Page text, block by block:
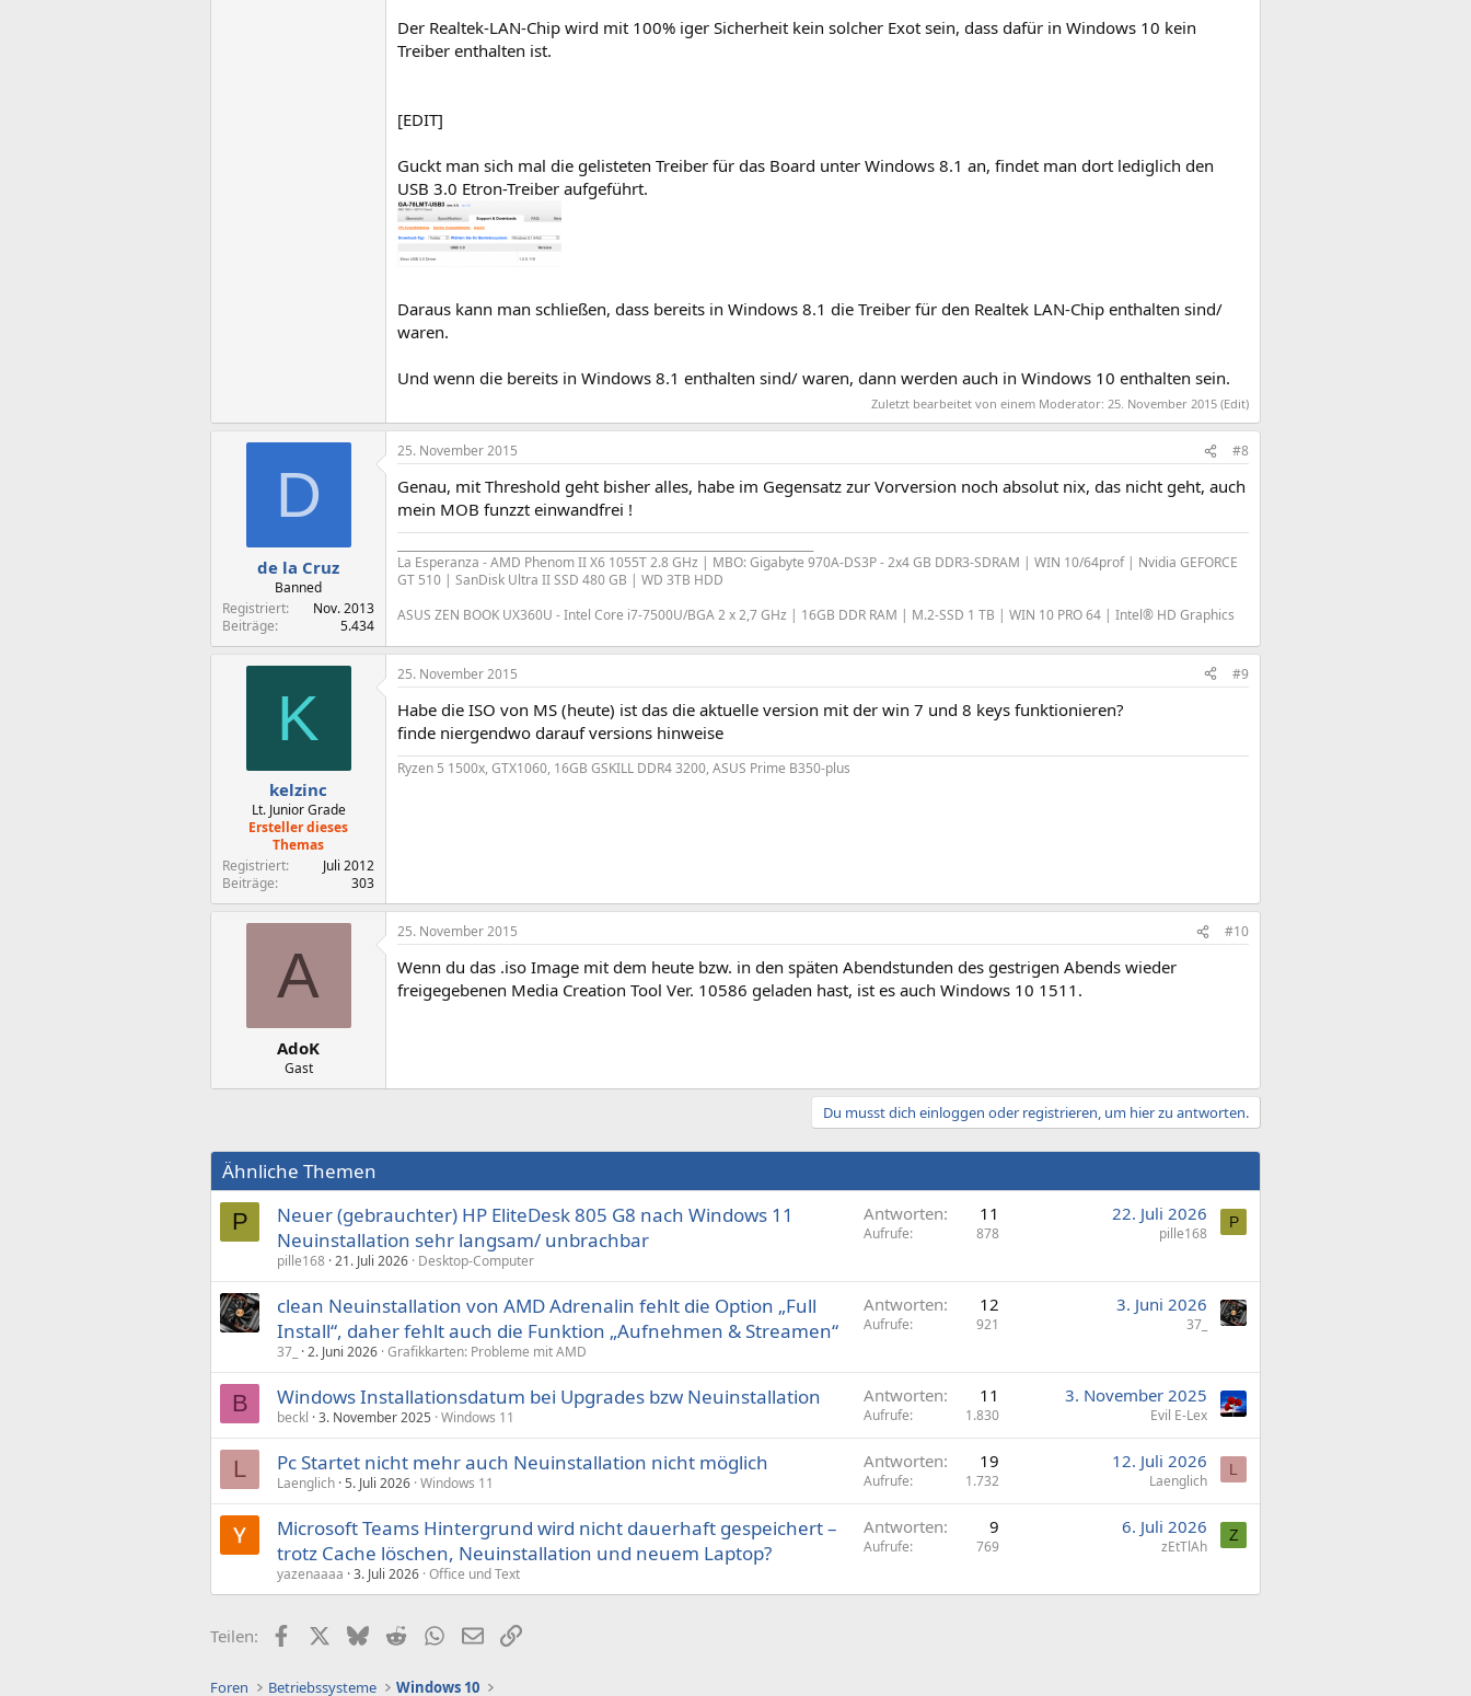
Der Realtek-LAN-Chip wird mit 100% iger Sicherheit kein solcher Exot sein, dass dafür in Windows 10 kein
Treiber enthalten ist.
[EDIT]
Guckt man sich mal die gelisteten Treiber für das Board unter Windows 8.1 an, findet man dort lediglich den
USB 3.0 Etron-Treiber aufgeführt.
Daraus kann man schließen, dass bereits in Windows 8.1 die Treiber für den Realtek LAN-Chip enthalten sind/
waren.
Und wenn die bereits in Windows 8.1 enthalten sind/ waren, dann werden auch in Windows 10 enthalten sein.
Zuletzt bearbeitet von einem Moderator: 25. November 2015 (Edit)
D
de la Cruz
Banned
Registriert
Nov. 2013
Beiträge
5.434
25. November 2015 #8
Genau, mit Threshold geht bisher alles, habe im Gegensatz zur Vorversion noch absolut nix, das nicht geht, auch
mein MOB funzzt einwandfrei !
La Esperanza - AMD Phenom II X6 1055T 2.8 GHz | MBO: Gigabyte 970A-DS3P - 2x4 GB DDR3-SDRAM | WIN 10/64prof | Nvidia GEFORCE
GT 510 | SanDisk Ultra II SSD 480 GB | WD 3TB HDD
ASUS ZEN BOOK UX360U - Intel Core i7-7500U/BGA 2 x 2,7 GHz | 16GB DDR RAM | M.2-SSD 1 TB | WIN 10 PRO 64 | Intel® HD Graphics
K
kelzinc
Lt. Junior Grade
Ersteller dieses
Themas
Registriert
Juli 2012
Beiträge
303
25. November 2015 #9
Habe die ISO von MS (heute) ist das die aktuelle version mit der win 7 und 8 keys funktionieren?
finde niergendwo darauf versions hinweise
Ryzen 5 1500x, GTX1060, 16GB GSKILL DDR4 3200, ASUS Prime B350-plus
A
AdoK
Gast
25. November 2015 #10
Wenn du das .iso Image mit dem heute bzw. in den späten Abendstunden des gestrigen Abends wieder
freigegebenen Media Creation Tool Ver. 10586 geladen hast, ist es auch Windows 10 1511.
Du musst dich einloggen oder registrieren, um hier zu antworten.
Ähnliche Themen
P
Neuer (gebrauchter) HP EliteDesk 805 G8 nach Windows 11
Neuinstallation sehr langsam/ unbrachbar
pille168 21. Juli 2026 Desktop-Computer
Antworten 11
Aufrufe 878
22. Juli 2026
pille168
P
clean Neuinstallation von AMD Adrenalin fehlt die Option „Full
Install“, daher fehlt auch die Funktion „Aufnehmen & Streamen“
37_ 2. Juni 2026 Grafikkarten: Probleme mit AMD
Antworten 12
Aufrufe 921
3. Juni 2026
37_
B Windows Installationsdatum bei Upgrades bzw Neuinstallation
beckl 3. November 2025 Windows 11
Antworten 11
Aufrufe 1.830
3. November 2025
Evil E-Lex
L Pc Startet nicht mehr auch Neuinstallation nicht möglich
Laenglich 5. Juli 2026 Windows 11
Antworten 19
Aufrufe 1.732
12. Juli 2026
Laenglich
L
Microsoft Teams Hintergrund wird nicht dauerhaft gespeichert –
trotz Cache löschen, Neuinstallation und neuem Laptop?
yazenaaaa 3. Juli 2026 Office und Text
Antworten 9
Aufrufe 769
6. Juli 2026
zEtTlAh
Z
Teilen: FacebookX (Twitter)
BlueskyRedditWhatsApp
E-MailLink
Foren Betriebssysteme Windows 10